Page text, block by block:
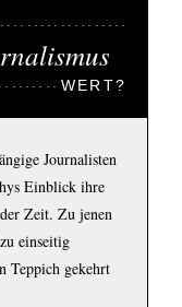
WERT?
Journalisten
Einblick ihre
Zeit. Zu jenen
einseitig
Teppich gekehrt